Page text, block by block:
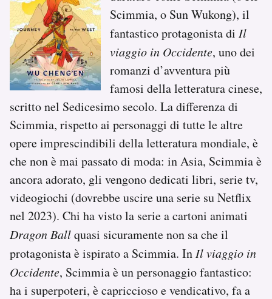
Scimmia, o Sun Wukong), il
fantastico protagonista di Il
viaggio in Occidente, uno dei
romanzi d’avventura più
famosi della letteratura cinese,
scritto nel Sedicesimo secolo. La differenza di
Scimmia, rispetto ai personaggi di tutte le altre
opere imprescindibili della letteratura mondiale, è
che non è mai passato di moda: in Asia, Scimmia è
ancora adorato, gli vengono dedicati libri, serie tv,
videogiochi (dovrebbe uscire una serie su Netflix
nel 2023). Chi ha visto la serie a cartoni animati
Dragon Ballquasi sicuramente non sa che il
protagonista è ispirato a Scimmia. In Il viaggio in
Occidente, Scimmia è un personaggio fantastico:
ha i superpoteri, è capriccioso e vendicativo, fa a